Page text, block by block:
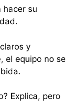
hacer su
y
el equipo no se
Explica, pero